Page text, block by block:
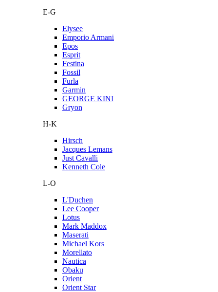
E-G
Elysee
Emporio Armani
Epos
Esprit
Festina
Fossil
Furla
Garmin
GEORGE KINI
Gryon
H-K
Hirsch
Jacques Lemans
Just Cavalli
Kenneth Cole
L-O
L'Duchen
Lee Cooper
Lotus
Mark Maddox
Maserati
Michael Kors
Morellato
Nautica
Obaku
Orient
Orient Star